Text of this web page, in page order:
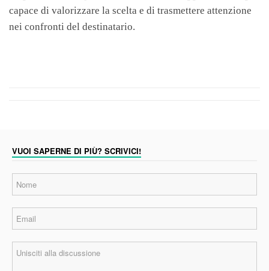
capace di valorizzare la scelta e di trasmettere attenzione
nei confronti del destinatario.
VUOI SAPERNE DI PIÙ? SCRIVICI!